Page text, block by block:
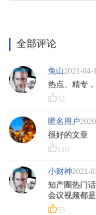
全部评论
兔山2021-04-
热点、精专
52
匿名用户
很好的文章
110
小财神2021-
知产圈热门
会议视频都
55